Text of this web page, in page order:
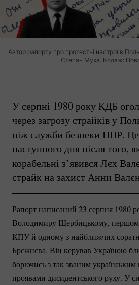
Автор рапорту про протестні настрої в
Степан Муха. Колаж:
У серпні 1980 року КДБ
через загрозу страйків у
ніж служби безпеки ПНР. Це
наступного дня після того,
корабельні з’явився Лєх
страйк на захист Анни
Рапорт написаний 23 серпня 1980
Володимиру Щербицькому,
КПУ й одному з найближчих
Брєжнєва. Він керував Україною
борючись з так званим українським
проявами дисидентського руху. У